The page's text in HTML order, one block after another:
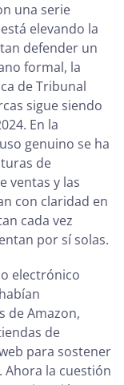
una serie
elevando la
defender un
formal, la
de Tribunal
sigue siendo
En la
genuino se ha
de
ventas y las
con claridad en
cada vez
por sí solas.
electrónico
de Amazon,
de
para sostener
Ahora la cuestión